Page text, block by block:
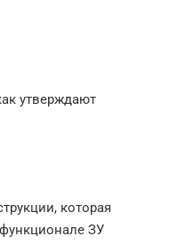
утверждают
которая
ЗУ